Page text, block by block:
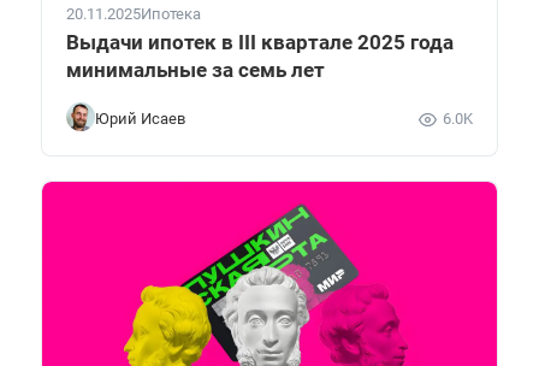
20.11.2025Ипотека
Выдачи ипотек в III квартале 2025 года
минимальные за семь лет
Юрий Исаев 6.0K